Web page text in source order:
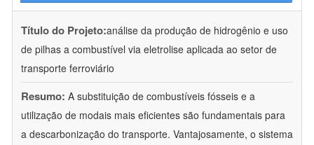
Título do Projeto:análise da produção de hidrogênio e uso
de pilhas a combustível via eletrolise aplicada ao setor de
transporte ferroviário
Resumo: A substituição de combustíveis fósseis e a
utilização de modais mais eficientes são fundamentais para
a descarbonização do transporte. Vantajosamente, o sistema